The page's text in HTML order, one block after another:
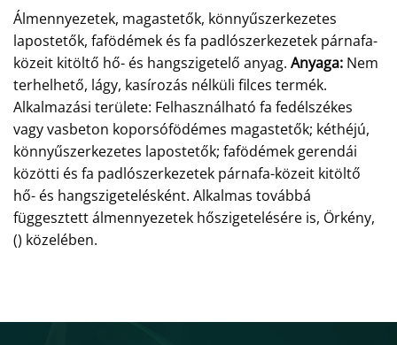
Álmennyezetek, magastetők, könnyűszerkezetes
lapostetők, fafödémek és fa padlószerkezetek párnafa-
közeit kitöltő hő- és hangszigetelő anyag. Anyaga: Nem
terhelhető, lágy, kasírozás nélküli filces termék.
Alkalmazási területe: Felhasználható fa fedélszékes
vagy vasbeton koporsófödémes magastetők; kéthéjú,
könnyűszerkezetes lapostetők; fafödémek gerendái
közötti és fa padlószerkezetek párnafa-közeit kitöltő
hő- és hangszigetelésként. Alkalmas továbbá
függesztett álmennyezetek hőszigetelésére is, Örkény,
() közelében.